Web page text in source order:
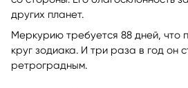
других планет.
Меркурию требуется 88 дней, что
круг зодиака. И три раза в год он
ретроградным.